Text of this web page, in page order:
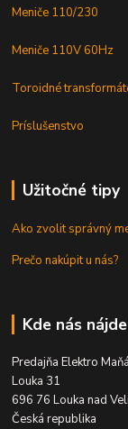
Meniče 110/230
Meniče 110V 60Hz
Toroidné
Príslušenstvo
Užitočné tipy
Ako zvolit správný
Prečo nakúpit u nás?
Kde nás
Predajňa Elektro
Louka 31
696 76 Louka nad
Česká republika